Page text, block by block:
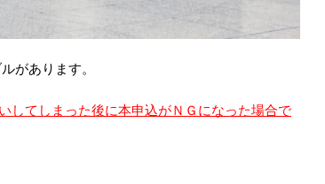
があります。
してしまった後に本申込がＮＧになった場合で